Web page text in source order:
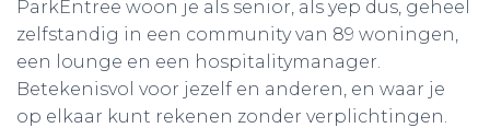
ParkEntree woon je als senior, als yep dus, geheel
zelfstandig in een community van 89 woningen,
een lounge en een hospitalitymanager.
Betekenisvol voor jezelf en anderen, en waar je
op elkaar kunt rekenen zonder verplichtingen.